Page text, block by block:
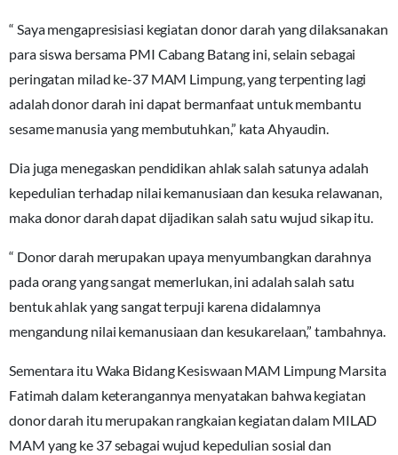
“ Saya mengapresisiasi kegiatan donor darah yang dilaksanakan
para siswa bersama PMI Cabang Batang ini, selain sebagai
peringatan milad ke-37 MAM Limpung, yang terpenting lagi
adalah donor darah ini dapat bermanfaat untuk membantu
sesame manusia yang membutuhkan,” kata Ahyaudin.
Dia juga menegaskan pendidikan ahlak salah satunya adalah
kepedulian terhadap nilai kemanusiaan dan kesuka relawanan,
maka donor darah dapat dijadikan salah satu wujud sikap itu.
“ Donor darah merupakan upaya menyumbangkan darahnya
pada orang yang sangat memerlukan, ini adalah salah satu
bentuk ahlak yang sangat terpuji karena didalamnya
mengandung nilai kemanusiaan dan kesukarelaan,” tambahnya.
Sementara itu Waka Bidang Kesiswaan MAM Limpung Marsita
Fatimah dalam keterangannya menyatakan bahwa kegiatan
donor darah itu merupakan rangkaian kegiatan dalam MILAD
MAM yang ke 37 sebagai wujud kepedulian sosial dan